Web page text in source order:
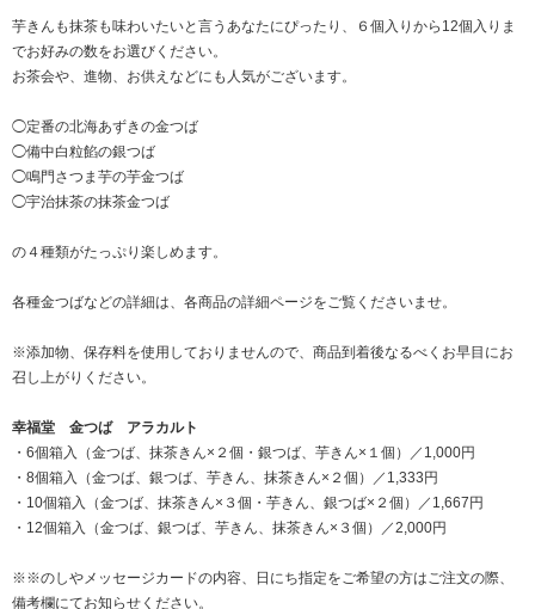
芋きんも抹茶も味わいたいと言うあなたにぴったり、６個入りから12個入りま
でお好みの数をお選びください。
お茶会や、進物、お供えなどにも人気がございます。
◯定番の北海あずきの金つば
◯備中白粒餡の銀つば
◯鳴門さつま芋の芋金つば
◯宇治抹茶の抹茶金つば
の４種類がたっぷり楽しめます。
各種金つばなどの詳細は、各商品の詳細ページをご覧くださいませ。
※添加物、保存料を使用しておりませんので、商品到着後なるべくお早目にお
召し上がりください。
幸福堂 金つば アラカルト
・6個箱入（金つば、抹茶きん×２個・銀つば、芋きん×１個）／1,000円
・8個箱入（金つば、銀つば、芋きん、抹茶きん×２個）／1,333円
・10個箱入（金つば、抹茶きん×３個・芋きん、銀つば×２個）／1,667円
・12個箱入（金つば、銀つば、芋きん、抹茶きん×３個）／2,000円
※※のしやメッセージカードの内容、日にち指定をご希望の方はご注文の際、
備考欄にてお知らせください。